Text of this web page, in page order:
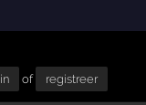
of registreer